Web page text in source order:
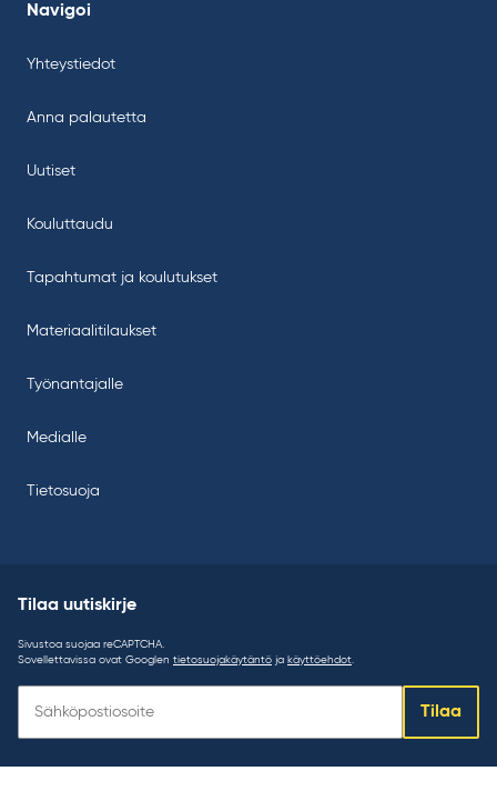
Navigoi
Yhteystiedot
Anna palautetta
Uutiset
Kouluttaudu
Tapahtumat ja koulutukset
Materiaalitilaukset
Työnantajalle
Medialle
Tietosuoja
Tilaa uutiskirje
Sivustoa suojaa reCAPTCHA.
Sovellettavissa ovat Googlen tietosuojakäytäntö ja käyttöehdot.
uutiskirje:
Tilaa